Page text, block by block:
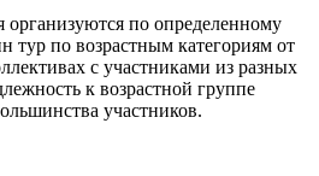
по определенному
тур по возрастным категориям от
с участниками из разных
к возрастной группе
участников.